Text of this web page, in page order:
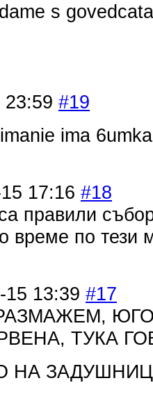
s
23:59 #19
ima
17:16 #18
правили
време по тези
15 13:39 #17
ТУКА
НА